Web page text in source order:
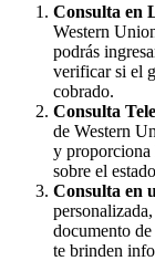
Consulta en
Western
podrás
verificar si el
cobrado.
Consulta
de Western
y proporciona
sobre el
Consulta en
documento
te brinden